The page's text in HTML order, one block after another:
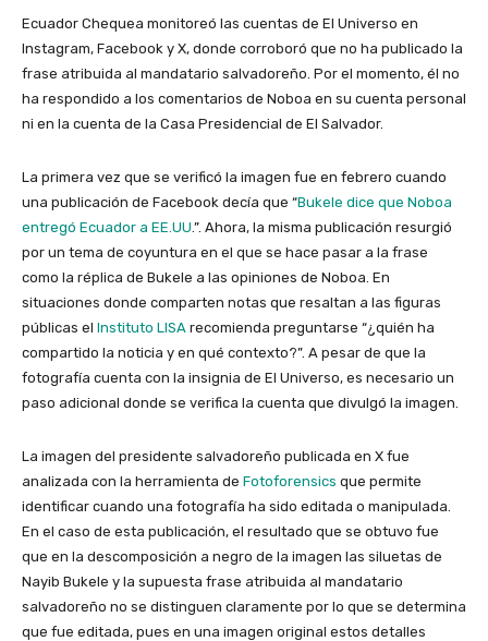
Ecuador Chequea monitoreó las cuentas de El Universo en
Instagram, Facebook y X, donde corroboró que no ha publicado la
frase atribuida al mandatario salvadoreño. Por el momento, él no
ha respondido a los comentarios de Noboa en su cuenta personal
ni en la cuenta de la Casa Presidencial de El Salvador.
La primera vez que se verificó la imagen fue en febrero cuando
una publicación de Facebook decía que “Bukele dice que Noboa
entregó Ecuador a EE.UU .”. Ahora, la misma publicación resurgió
por un tema de coyuntura en el que se hace pasar a la frase
como la réplica de Bukele a las opiniones de Noboa. En
situaciones donde comparten notas que resaltan a las figuras
públicas el Instituto LISA recomienda preguntarse “¿quién ha
compartido la noticia y en qué contexto?”. A pesar de que la
fotografía cuenta con la insignia de El Universo, es necesario un
paso adicional donde se verifica la cuenta que divulgó la imagen.
La imagen del presidente salvadoreño publicada en X fue
analizada con la herramienta de Fotoforensics que permite
identificar cuando una fotografía ha sido editada o manipulada.
En el caso de esta publicación, el resultado que se obtuvo fue
que en la descomposición a negro de la imagen las siluetas de
Nayib Bukele y la supuesta frase atribuida al mandatario
salvadoreño no se distinguen claramente por lo que se determina
que fue editada, pues en una imagen original estos detalles